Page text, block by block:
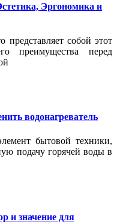
Эргономика и
представляет собой этот
преимущества перед
водонагреватель
бытовой техники,
подачу горячей воды в
и значение для